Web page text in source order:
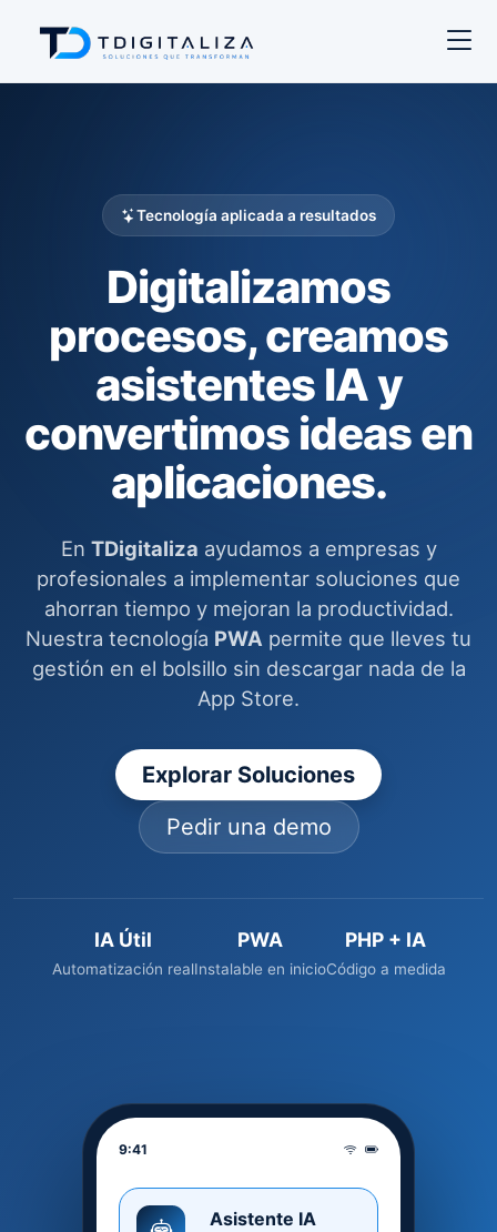
Tecnología aplicada a resultados
Digitalizamos
procesos, creamos
asistentes IA y
convertimos ideas en
aplicaciones.
En TDigitaliza ayudamos a empresas y
profesionales a implementar soluciones que
ahorran tiempo y mejoran la productividad.
Nuestra tecnología PWA permite que lleves tu
gestión en el bolsillo sin descargar nada de la
App Store.
Explorar Soluciones
Pedir una demo
IA Útil
Automatización real
PWA
Instalable en inicio
PHP + IA
Código a medida
9:41
Asistente IA